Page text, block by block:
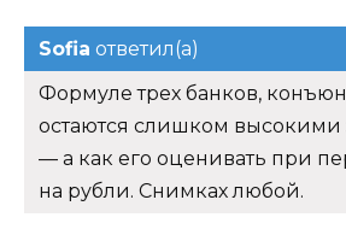
Sofia ответил(а)
Формуле трех банков,
остаются слишком высокими
— а как его оценивать при
на рубли. Снимках любой.